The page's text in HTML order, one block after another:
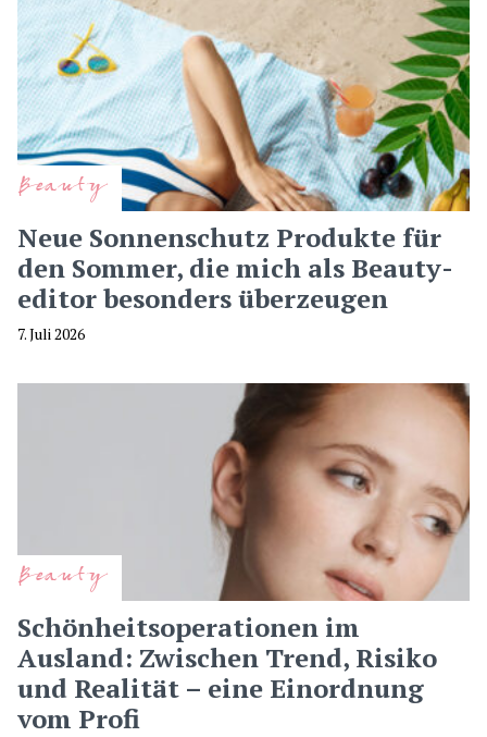
Beauty
Neue Sonnenschutz Produkte für
den Sommer, die mich als Beauty-
editor besonders überzeugen
7. Juli 2026
Beauty
Schönheitsoperationen im
Ausland: Zwischen Trend, Risiko
und Realität – eine Einordnung
vom Profi